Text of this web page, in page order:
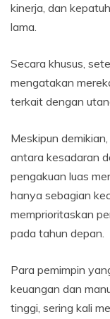
kinerja, dan
lama.
Secara khusus,
mengatakan
terkait dengan
Meskipun
antara kesadaran
pengakuan luas
hanya sebagian
memprioritaskan
pada tahun depan.
Para pemimpin
keuangan dan
tinggi, sering kali